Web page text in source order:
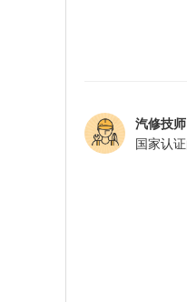
汽修技师